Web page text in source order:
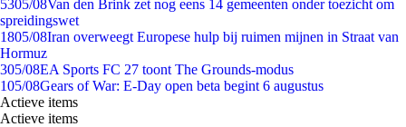
5305/08Van den Brink zet nog eens 14 gemeenten onder toezicht om
spreidingswet
1805/08Iran overweegt Europese hulp bij ruimen mijnen in Straat van
Hormuz
305/08EA Sports FC 27 toont The Grounds-modus
105/08Gears of War: E-Day open beta begint 6 augustus
Actieve items
Actieve items